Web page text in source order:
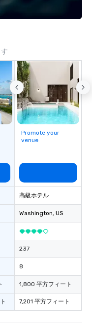
Promote your
venue
高級ホテル
Washington, US
237
8
1,800 平方フィート
7,201 平方フィート